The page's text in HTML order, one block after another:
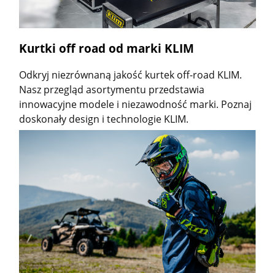
Kurtki off road od marki KLIM
Odkryj niezrównaną jakość kurtek off-road KLIM.
Nasz przegląd asortymentu przedstawia
innowacyjne modele i niezawodność marki. Poznaj
doskonały design i technologie KLIM.